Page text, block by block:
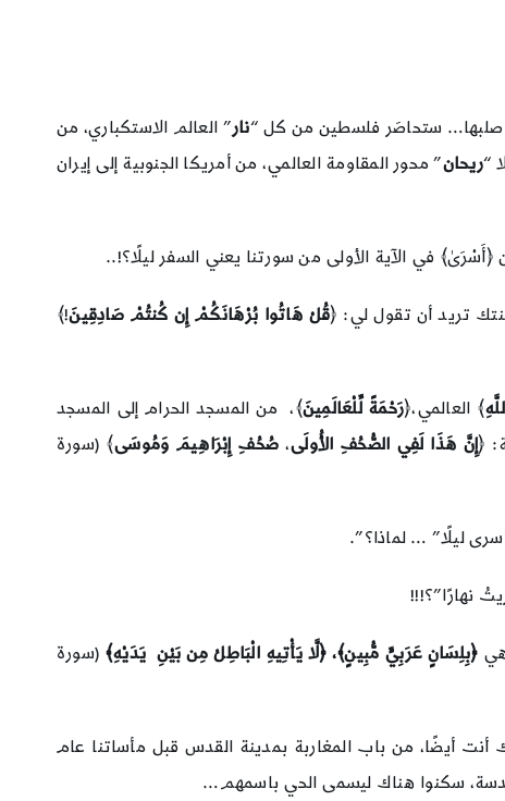
صلبها… ستحاصَر فلسطين من كل “نار” العالم الاستكباري، من
“ريحان” محور المقاومة العالمي، من أمريكا الجنوبية إلى إيران
في الآية الأولى من سورتنا يعني السفر ليلًا؟!..
تريد أن تقول لي: ﴿قُلْ هَاتُوا بُرْهَانَكُمْ إِن كُنتُمْ صَادِقِينَ!﴾
﴾ العالمي،﴿رَحْمَةً لِّلْعَالَمِينَ﴾، من المسجد الحرام إلى المسجد
﴿إِنَّ هَذَا لَفِي الصُّحُفِ الأُولَى، صُحُفِ إِبْرَاهِيمَ وَمُوسَى﴾ (سورة
ليلًا” … لماذا؟”.
نهارًا”؟!!!
﴿بِلِسَانٍ عَرَبِيٍّ مُّبِينٍ﴾، ﴿لَّا يَأْتِيهِ الْبَاطِلُ مِن بَيْنِ يَدَيْهِ﴾ (سورة
أيضًا، من باب المغاربة بمدينة القدس قبل مأساتنا عام